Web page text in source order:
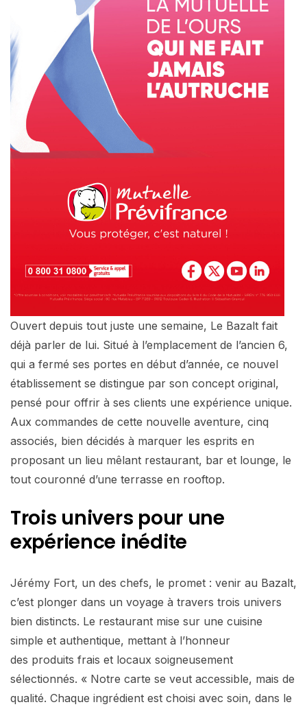
Ouvert depuis tout juste une semaine, Le Bazalt fait
déjà parler de lui. Situé à l’emplacement de l’ancien 6,
qui a fermé ses portes en début d’année, ce nouvel
établissement se distingue par son concept original,
pensé pour offrir à ses clients une expérience unique.
Aux commandes de cette nouvelle aventure, cinq
associés, bien décidés à marquer les esprits en
proposant un lieu mêlant restaurant, bar et lounge, le
tout couronné d’une terrasse en rooftop.
Trois univers pour une
expérience inédite
Jérémy Fort, un des chefs, le promet : venir au Bazalt,
c’est plonger dans un voyage à travers trois univers
bien distincts. Le restaurant mise sur une cuisine
simple et authentique, mettant à l’honneur
des produits frais et locaux soigneusement
sélectionnés. « Notre carte se veut accessible, mais de
qualité. Chaque ingrédient est choisi avec soin, dans le